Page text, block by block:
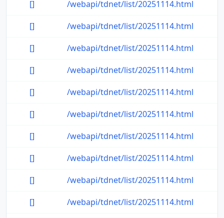
[]
/webapi/tdnet/list/20251114.html
[]
/webapi/tdnet/list/20251114.html
[]
/webapi/tdnet/list/20251114.html
[]
/webapi/tdnet/list/20251114.html
[]
/webapi/tdnet/list/20251114.html
[]
/webapi/tdnet/list/20251114.html
[]
/webapi/tdnet/list/20251114.html
[]
/webapi/tdnet/list/20251114.html
[]
/webapi/tdnet/list/20251114.html
[]
/webapi/tdnet/list/20251114.html